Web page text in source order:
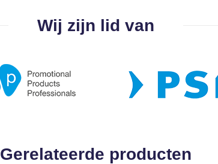
Wij zijn lid van
Gerelateerde producten